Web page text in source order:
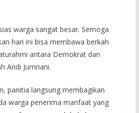
warga sangat besar. Semoga
hari ini bisa membawa berkah
antara Demokrat dan
Andi Jumriani.
panitia langsung membagikan
warga penerima manfaat yang